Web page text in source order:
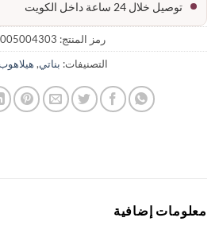
توصيل خلال 24 ساعة داخل الكويت
رمز المنتج:0005004303-S1
التصنيفات:بناتي, هيلاهوب ودلاغ
إضافية